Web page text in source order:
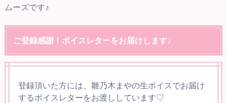
ムーズです♪
ご登録感謝！ボイスレターをお届けします♪
登録頂いた方には、雛乃木まやの生ボイスでお届け
するボイスレターをお渡ししています♡